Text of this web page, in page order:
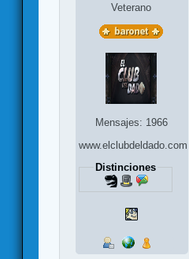
Veterano
Mensajes: 1966
www.elclubdeldado.com
Distinciones